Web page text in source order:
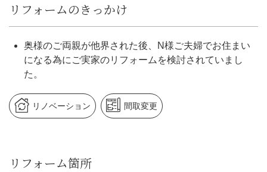
リフォームのきっかけ
奥様のご両親が他界された後、N様ご夫婦でお住まい
になる為にご実家のリフォームを検討されていまし
た。
リノベーション 間取変更
リフォーム箇所